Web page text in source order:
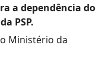
a dependência do
PSP.
Ministério da